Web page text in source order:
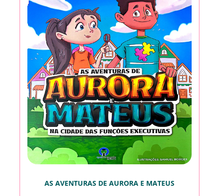
AS AVENTURAS DE AURORA E MATEUS